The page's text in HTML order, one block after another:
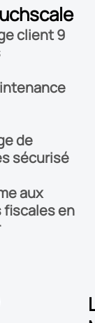
client 9
de
sécurisé
aux
fiscales en